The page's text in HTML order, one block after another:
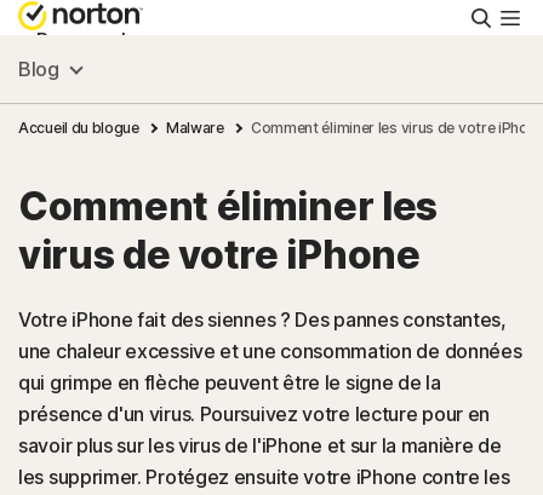
Personnel
Small Business
Ressources
Support
Essayer gratuitement
France
Blog
Accueil du blogue Malware Comment éliminer les virus de votre
Comment éliminer les
virus de votre iPhone
Votre iPhone fait des siennes ? Des pannes constantes,
une chaleur excessive et une consommation de données
qui grimpe en flèche peuvent être le signe de la
présence d'un virus. Poursuivez votre lecture pour en
savoir plus sur les virus de l'iPhone et sur la manière de
les supprimer. Protégez ensuite votre iPhone contre les